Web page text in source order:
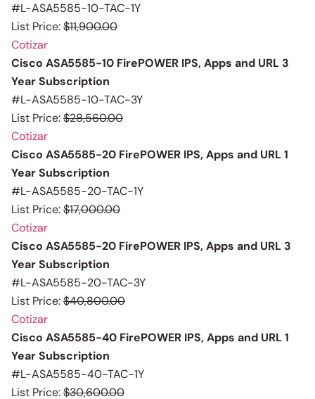
#L-ASA5585-10-TAC-1Y
List Price:$11,900.00
Cotizar
Cisco ASA5585-10 FirePOWER IPS, Apps and URL 3
Year Subscription
#L-ASA5585-10-TAC-3Y
List Price:$28,560.00
Cotizar
Cisco ASA5585-20 FirePOWER IPS, Apps and URL 1
Year Subscription
#L-ASA5585-20-TAC-1Y
List Price:$17,000.00
Cotizar
Cisco ASA5585-20 FirePOWER IPS, Apps and URL 3
Year Subscription
#L-ASA5585-20-TAC-3Y
List Price:$40,800.00
Cotizar
Cisco ASA5585-40 FirePOWER IPS, Apps and URL 1
Year Subscription
#L-ASA5585-40-TAC-1Y
List Price:$30,600.00